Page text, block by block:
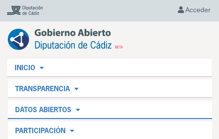
Acceder
INICIO
TRANSPARENCIA
DATOS ABIERTOS
PARTICIPACIÓN